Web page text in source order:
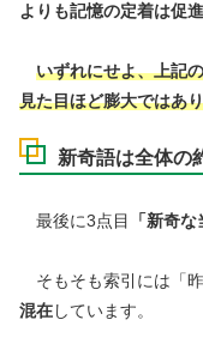
よりも記憶の定着は促進
いずれにせよ、上記
見た目ほど膨大ではあ
新奇語は全体の
最後に3点目 「新奇
そもそも索引には「
混在しています。